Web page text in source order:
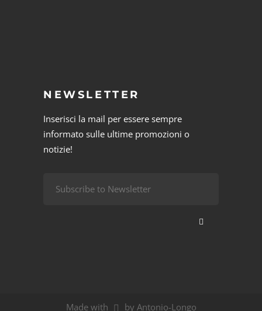
NEWSLETTER
Inserisci la mail per essere sempre
informato sulle ultime promozioni o
notizie!
Made with by Antonio-Longo